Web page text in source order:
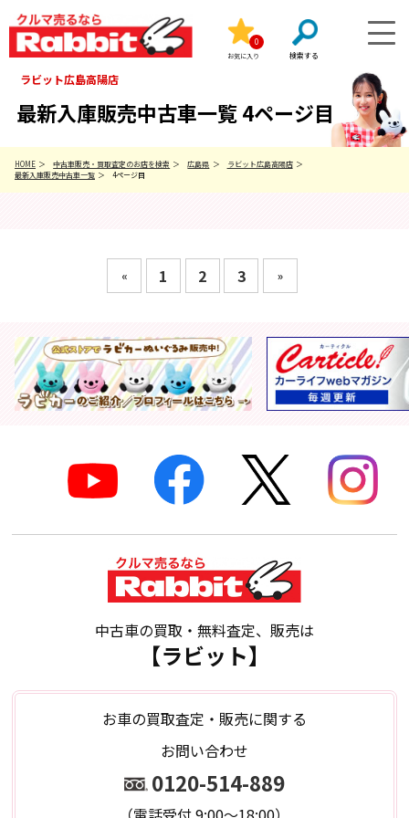
お気に入り
0
ラビット広島高陽店
最新入庫販売中古車一覧 4ページ目
HOME 中古車販売・買取査定のお店を検索 広島県
ラビット広島高陽店
最新入庫販売中古車一覧
4ページ目
« 1 2 3 »
中古車の買取・無料査定、販売は
【ラビット】
お車の買取査定・販売に関する
お問い合わせ
0120-514-889